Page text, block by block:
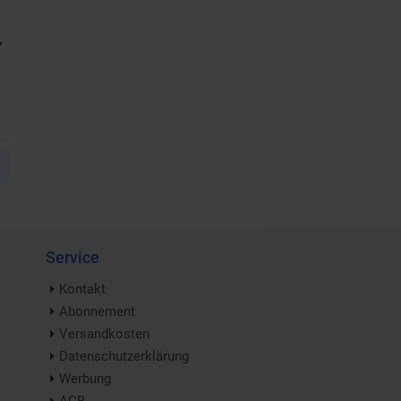
Service
Kontakt
Abonnement
Versandkosten
Datenschutzerklärung
Werbung